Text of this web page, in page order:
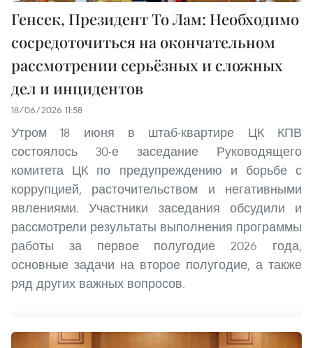
Генсек, Президент То Лам: Необходимо
сосредоточиться на окончательном
рассмотрении серьёзных и сложных
дел и инцидентов
18/06/2026 11:58
Утром 18 июня в штаб-квартире ЦК КПВ
состоялось 30-е заседание Руководящего
комитета ЦК по предупреждению и борьбе с
коррупцией, расточительством и негативными
явлениями. Участники заседания обсудили и
рассмотрели результаты выполнения программы
работы за первое полугодие 2026 года,
основные задачи на второе полугодие, а также
ряд других важных вопросов.